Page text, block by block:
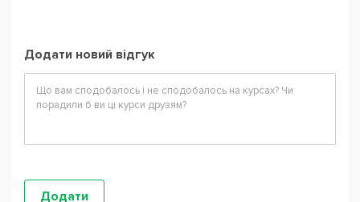
Додати новий відгук